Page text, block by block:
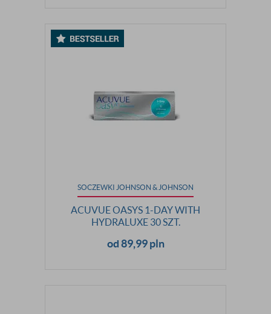
SOCZEWKI JOHNSON & JOHNSON
ACUVUE OASYS 1-DAY WITH
HYDRALUXE 30 SZT.
od 89,99 pln